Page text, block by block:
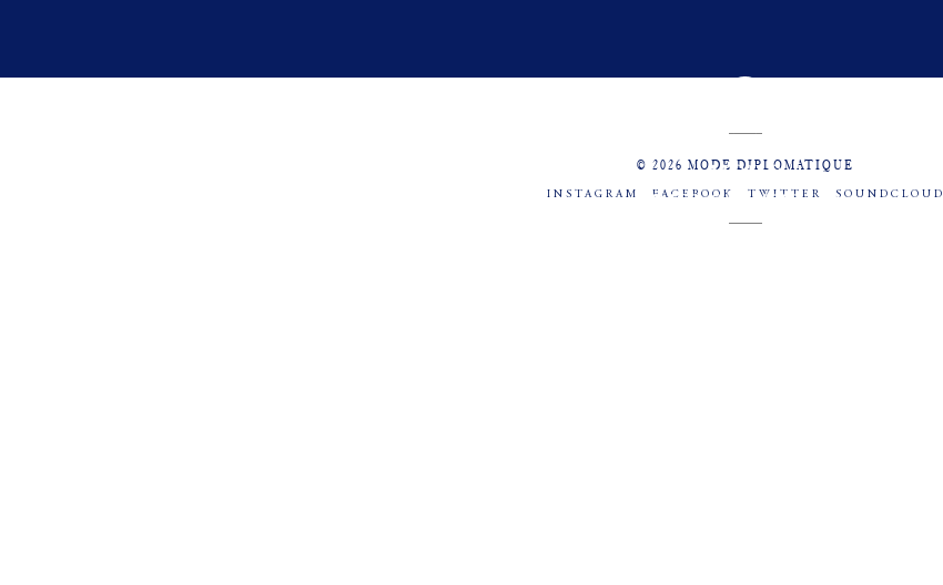
© 2026 MODE DIPLOMATIQUE
INSTAGRAM FACEBOOK TWITTER SOUNDCLOUD